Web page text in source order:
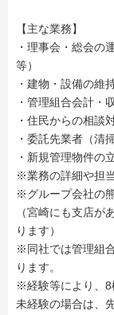
【主な業務】
・理事会・総会の
等）
・建物・設備の維
・管理組合会計・
・住民からの相談
・委託先業者（清
・新規管理物件の
※業務の詳細や担
※グループ会社の
（宮崎にも支店が
ります）
※同社では管理組
ります。
※経験等により、8
未経験の場合は、